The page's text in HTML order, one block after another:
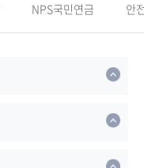
NPS국민연금 안